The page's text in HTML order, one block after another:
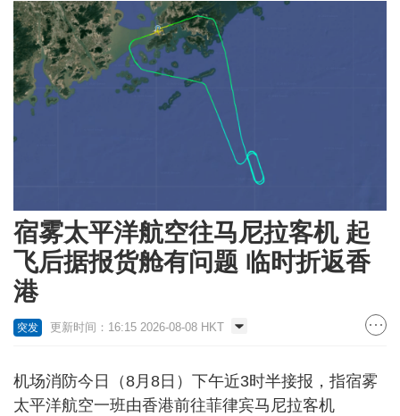
宿雾太平洋航空往马尼拉客机 起
飞后据报货舱有问题 临时折返香
港
突发 更新时间：16:15 2026-08-08 HKT
机场消防今日（8月8日）下午近3时半接报，指宿雾
太平洋航空一班由香港前往菲律宾马尼拉客机